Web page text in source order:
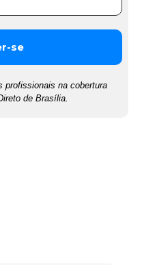
profissionais na cobertura
de Brasília.